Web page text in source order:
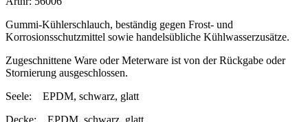
Gummi-Kühlerschlauch, beständig gegen Frost- und
Korrosionsschutzmittel sowie handelsübliche Kühlwasserzusätze.
Zugeschnittene Ware oder Meterware ist von der Rückgabe oder
Stornierung ausgeschlossen.
Seele:
EPDM, schwarz, glatt